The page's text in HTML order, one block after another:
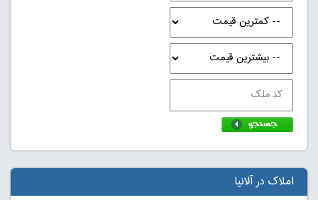
املاک در آلانیا